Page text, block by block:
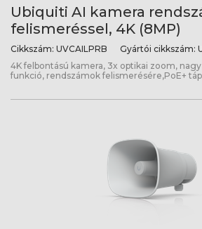
Ubiquiti AI kamera
felismeréssel, 4K (8MP)
Cikkszám: UVCAILPRB Gyártói cikkszám:
4K felbontású kamera, 3x optikai zoom,
funkció, rendszámok felismerésére,PoE+